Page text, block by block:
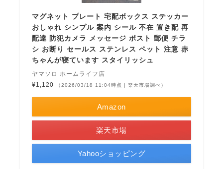
マグネット プレート 宅配ボックス ステッカー
おしゃれ シンプル 案内 シール 不在 置き配 再
配達 防犯カメラ メッセージ ポスト 郵便 チラ
シ お断り セールス ステンレス ペット 注意 赤
ちゃんが寝ています スタイリッシュ
ヤマソロ ホームライフ店
¥1,120
（2026/03/18 11:04時点 | 楽天市場調べ）
Amazon
楽天市場
Yahooショッピング